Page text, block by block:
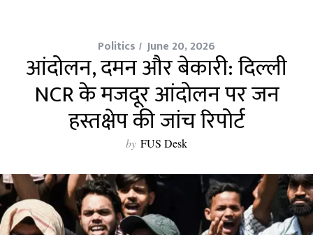
Politics June 20, 2026
आंदोलन, दमन और बेकारी: दिल्ली
NCR के मजदूर आंदोलन पर जन
हस्तक्षेप की जांच रिपोर्ट
by FUS Desk